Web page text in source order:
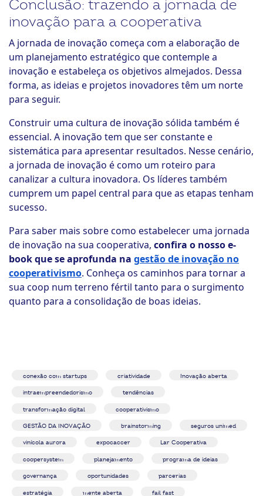
Conclusão: trazendo a jornada de
inovação para a cooperativa
A jornada de inovação começa com a elaboração de
um planejamento estratégico que contemple a
inovação e estabeleça os objetivos almejados. Dessa
forma, as ideias e projetos inovadores têm um norte
para seguir.
Construir uma cultura de inovação sólida também é
essencial. A inovação tem que ser constante e
sistemática para apresentar resultados. Nesse cenário,
a jornada de inovação é como um roteiro para
canalizar a cultura inovadora. Os líderes também
cumprem um papel central para que as etapas tenham
sucesso.
Para saber mais sobre como estabelecer uma jornada
de inovação na sua cooperativa, confira o nosso e-
book que se aprofunda na gestão de inovação no
cooperativismo. Conheça os caminhos para tornar a
sua coop num terreno fértil tanto para o surgimento
quanto para a consolidação de boas ideias.
conexão com startups criatividade Inovação aberta
intraempreendedorismo tendências
transformação digital cooperativismo
GESTÃO DA INOVAÇÃO brainstorming seguros unimed
vinícola aurora expocaccer Lar Cooperativa
coopersystem planejamento programa de ideias
governança oportunidades parcerias
estratégia mente aberta fail fast